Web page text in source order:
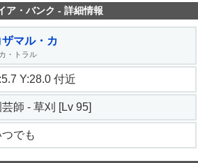
ア・バンク - 詳細情報
ザマル・カ
・トラル
Y:28.0 付近
芸師 - 草刈 [Lv 95]
つでも